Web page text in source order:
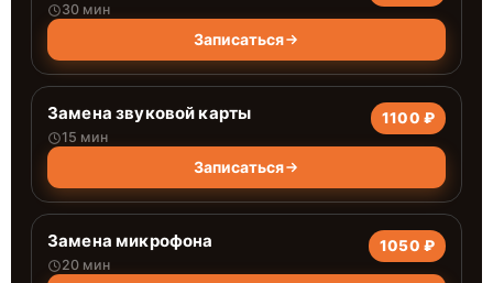
30 мин
Записаться
Замена звуковой карты
15 мин
1100 ₽
Записаться
Замена микрофона
20 мин
1050 ₽